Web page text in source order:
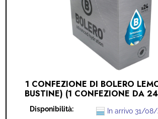
1 CONFEZIONE DI BOLERO
BUSTINE) (1 CONFEZIONE DA
Disponibilità:
In arrivo 31/